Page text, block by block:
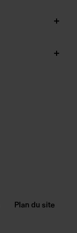
Plan du site